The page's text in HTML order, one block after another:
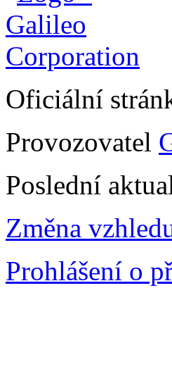
Oficiální
Provozovatel
Poslední
Změna
Prohlášení o